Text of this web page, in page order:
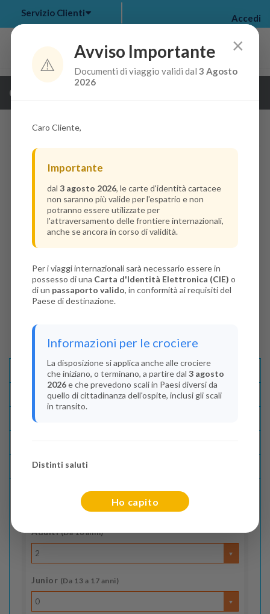
my bookings >
Servizio Clienti Accedi
Guarda i dettagli della crociera
Descrizione E Itinerario
Disponibilità
Lascia La Tua Recensione
Indica il numero dei passeggeri
Adulti(Da 18 anni)
2
Junior (Da 13 a 17 anni)
0
×
⚠️
Avviso Importante
Documenti di viaggio validi dal3 Agosto
2026
Caro Cliente,
Importante
dal 3 agosto 2026, le carte d'identità cartacee
non saranno più valide per l'espatrio e non
potranno essere utilizzate per
l'attraversamento delle frontiere internazionali,
anche se ancora in corso di validità.
Per i viaggi internazionali sarà necessario essere in
possesso di una Carta d'Identità Elettronica (CIE) o
di un passaporto valido, in conformità ai requisiti del
Paese di destinazione.
Informazioni per le crociere
La disposizione si applica anche alle crociere
che iniziano, o terminano, a partire dal 3 agosto
2026e che prevedono scali in Paesi diversi da
quello di cittadinanza dell'ospite, inclusi gli scali
in transito.
Distinti saluti
Ho capito